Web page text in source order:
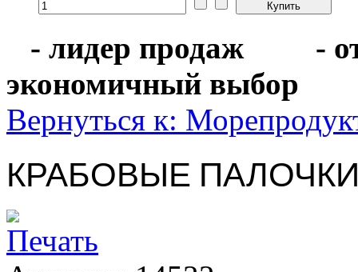
- лидер продаж
-
экономичный
Вернуться к:
КРАБОВЫЕ